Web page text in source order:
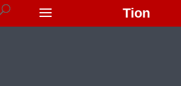
Tion